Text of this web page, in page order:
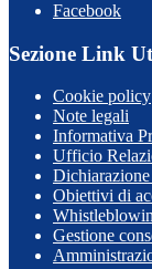
Facebook
Sezione Link
Cookie policy
Note legali
Informativa
Ufficio
Obiettivi di
Gestione